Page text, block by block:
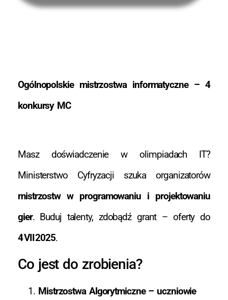
Ogólnopolskie mistrzostwa informatyczne – 4
konkursy MC
Masz doświadczenie w olimpiadach IT?
Ministerstwo Cyfryzacji szuka organizatorów
mistrzostw w programowaniu i projektowaniu
gier. Buduj talenty, zdobądź grant – oferty do
4 VII 2025.
Co jest do zrobienia?
Mistrzostwa Algorytmiczne – uczniowie